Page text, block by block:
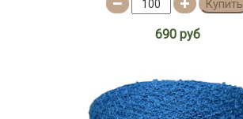
Купить
690 руб